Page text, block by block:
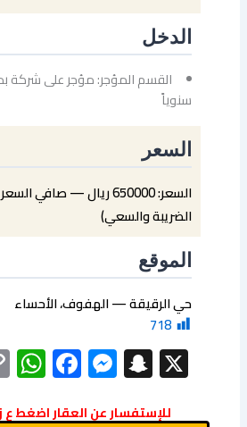
الدخل
سنوياً
السعر
السعر: 650000 ريال — صافي
الضريبة والسعي)
الموقع
حي الرقيقة — الهفوف، الأحساء
718
X
Snapchat
للإستفسار عن العقار اضغط ع